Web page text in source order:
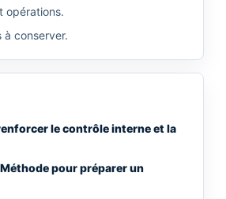
opérations.
à conserver.
le contrôle interne et la
pour préparer un